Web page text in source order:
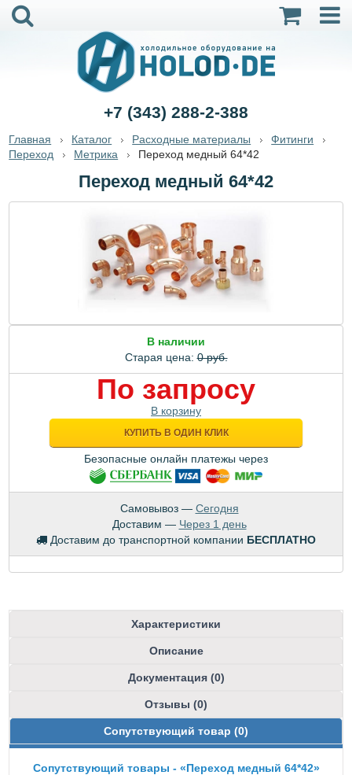
+7 (343) 288-2-388
Главная Каталог Расходные материалы
Фитинги
Переход
Метрика Переход медный 64*42
Переход медный 64*42
В наличии
Старая цена:0 руб.
По запросу
В корзину
КУПИТЬ В ОДИН КЛИК
Безопасные онлайн платежы через
Самовывоз — Сегодня
Доставим — Через 1 день
Доставим до транспортной компании БЕСПЛАТНО
Характеристики
Описание
Документация (0)
Отзывы (0)
Сопутствующий товар (0)
Сопутствующий товары - «Переход медный 64*42»